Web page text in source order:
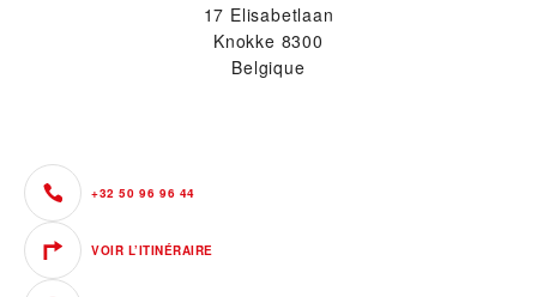
17 Elisabetlaan
Knokke 8300
Belgique
+32 50 96 96 44
VOIR L’ITINÉRAIRE